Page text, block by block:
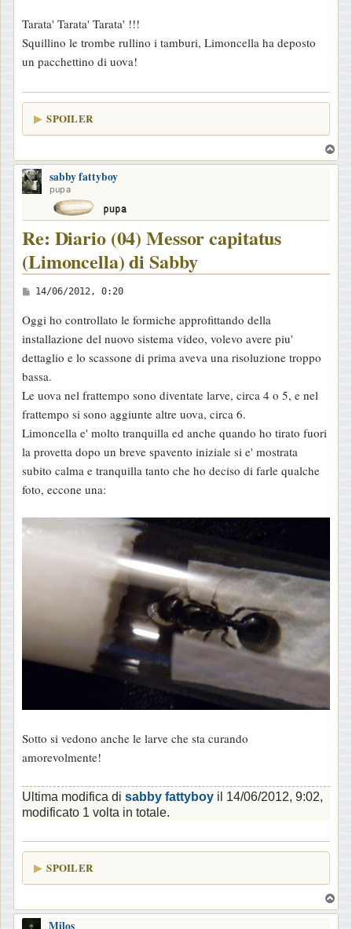
s
s
a
g
i
Tarata' Tarata' Tarata' !!!
Squillino le trombe rullino i tamburi, Limoncella ha deposto
un pacchettino di uova!
SPOILER
o
sabby fattyboy
pupa
Re: Diario (04) Messor capitatus
(Limoncella) di Sabby
M
s
s
a
g
g
i
o
14/06/2012, 0:20
Oggi ho controllato le formiche approfittando della
installazione del nuovo sistema video, volevo avere piu'
dettaglio e lo scassone di prima aveva una risoluzione troppo
bassa.
Le uova nel frattempo sono diventate larve, circa 4 o 5, e nel
frattempo si sono aggiunte altre uova, circa 6.
Limoncella e' molto tranquilla ed anche quando ho tirato fuori
la provetta dopo un breve spavento iniziale si e' mostrata
subito calma e tranquilla tanto che ho deciso di farle qualche
foto, eccone una:
Sotto si vedono anche le larve che sta curando
amorevolmente!
Ultima modifica di sabby fattyboy il 14/06/2012, 9:02,
modificato 1 volta in totale.
SPOILER
o
Milos